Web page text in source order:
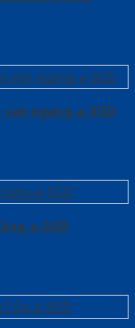
ngang-a-SGD
a-SGD